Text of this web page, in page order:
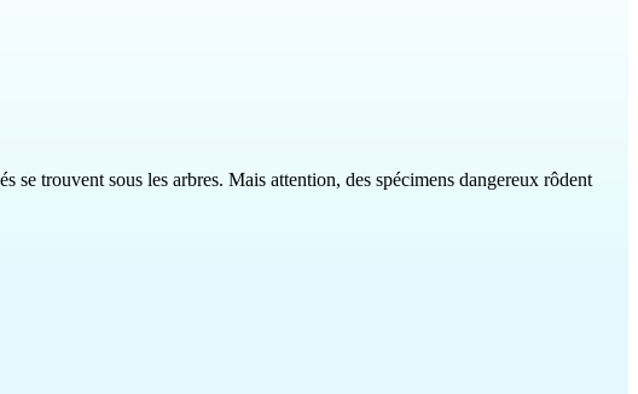
se trouvent sous les arbres. Mais attention, des spécimens dangereux rôdent